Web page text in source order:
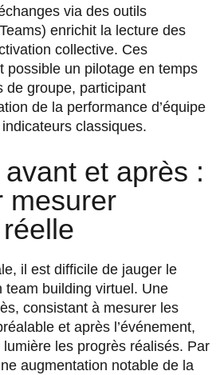
via des outils
enrichit la lecture des
collective. Ces
possible un pilotage en temps
de groupe, participant
de la performance d’équipe
classiques.
et après :
mesurer
il est difficile de jauger le
team building virtuel. Une
consistant à mesurer les
et après l’événement,
les progrès réalisés. Par
augmentation notable de la